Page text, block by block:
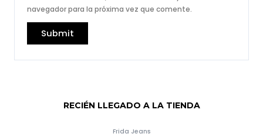
navegador para la próxima vez que comente.
RECIÉN LLEGADO A LA TIENDA
Frida Jeans